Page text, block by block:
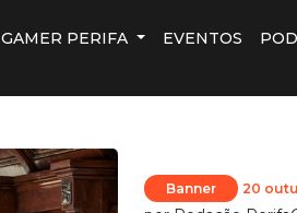
GAMER PERIFA EVENTOS
Banner 20